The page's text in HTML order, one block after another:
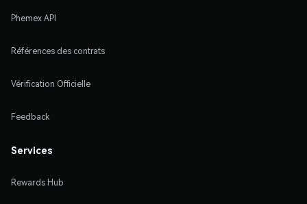
Phemex API
Références des contrats
Vérification Officielle
Feedback
Services
Rewards Hub